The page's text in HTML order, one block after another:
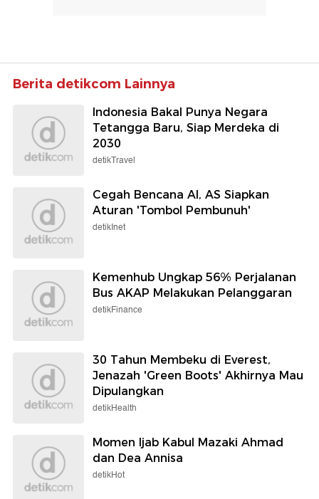
Berita detikcom Lainnya
Indonesia Bakal Punya Negara
Tetangga Baru, Siap Merdeka di
2030
detikTravel
Cegah Bencana AI, AS Siapkan
Aturan 'Tombol Pembunuh'
detikInet
Kemenhub Ungkap 56% Perjalanan
Bus AKAP Melakukan Pelanggaran
detikFinance
30 Tahun Membeku di Everest,
Jenazah 'Green Boots' Akhirnya Mau
Dipulangkan
detikHealth
Momen Ijab Kabul Mazaki Ahmad
dan Dea Annisa
detikHot